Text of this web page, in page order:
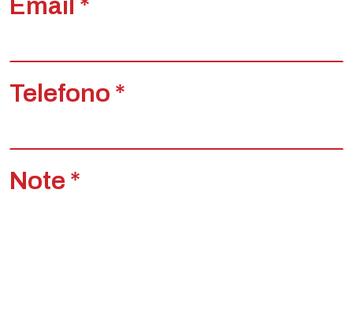
Email *
Telefono *
Note *